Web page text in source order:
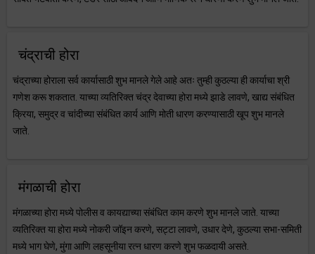
चंद्राची होरा
चंद्राच्या होराला सर्व कार्यासाठी शुभ मानले गेले आहे अतः तुम्ही कुठल्या ही कार्याचा श्री
गणेश करू शकतात. याच्या व्यतिरिक्त चंद्र देवाच्या होरा मध्ये झाडे लावणे, खाद्य संबंधित
क्रिया, समुद्र व चांदीच्या संबंधित कार्य आणि मोती धारण करण्यासाठी खूप शुभ मानले
जाते.
मंगळाची होरा
मंगळाच्या होरा मध्ये पोलीस व कायद्याच्या संबंधित काम करणे शुभ मानले जाते. याच्या
व्यतिरिक्त या होरा मध्ये नोकरी जॉइन करणे, सट्टा लावणे, उधार देणे, कुठल्या सभा-समिती
मध्ये भाग घेणे, मुंगा आणि लहसूनीया रत्न धारण करणे शुभ फळदायी असते.